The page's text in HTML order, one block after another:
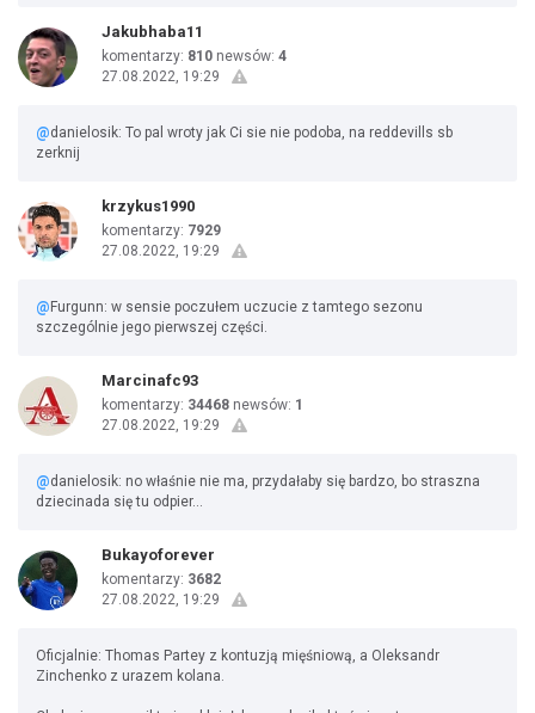
Jakubhaba11
komentarzy: 810 newsów: 4
27.08.2022, 19:29
@danielosik: To pal wroty jak Ci sie nie podoba, na reddevills sb
zerknij
krzykus1990
komentarzy: 7929
27.08.2022, 19:29
@ Furgunn: w sensie poczułem uczucie z tamtego sezonu
szczególnie jego pierwszej części.
Marcinafc93
komentarzy: 34468 newsów: 1
27.08.2022, 19:29
@danielosik: no właśnie nie ma, przydałaby się bardzo, bo straszna
dziecinada się tu odpier...
Bukayoforever
komentarzy: 3682
27.08.2022, 19:29
Oficjalnie: Thomas Partey z kontuzją mięśniową, a Oleksandr
Zinchenko z urazem kolana.